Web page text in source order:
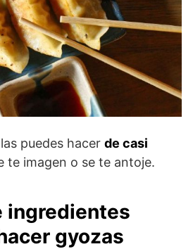
puedes hacer de casi
te imagen o se te antoje.
ingredientes
gyozas